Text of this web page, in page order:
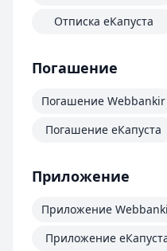
Отписка еКапуста
Погашение
Погашение Webbankir
Погашение еКапуста
Приложение
Приложение
Приложение